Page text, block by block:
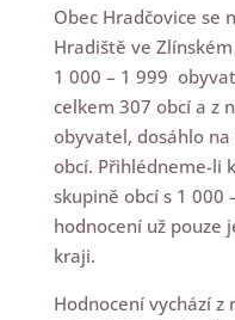
Obec Hradčovice se
Hradiště ve
1 000 – 1 999
celkem 307 obcí a z
obyvatel, dosáhlo na
obcí. Přihlédneme-li
skupině obcí s 1
hodnocení už pouze
kraji.
Hodnocení vychází z